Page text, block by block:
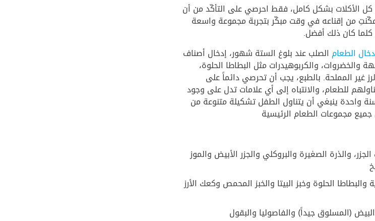
كل الأكلات بشكل كامل، فقط احرصي على التأكّد من أن
من إقناعه في وقت مبكّر بتجربة مجموعة واسعة
كلما كان ذلك أفضل.
الطعام الصلب عند بلوغ الستة شهور، إدخال أصناف
والكربوهيدرات مثل البطاطا الحلوة،
غير المملحة. بالطبع، يجب أن تحرصي دائماً على
للطعام، والانتباه إلى أي علامات تدل على وجود
واحدة ينبغي أن يتناول الطفل تشكيلة متنوعة من
مجموعات الطعام الرئيسية
والذرة الصغيرة والبروكلي والجزر الأبيض والموز
والبطاطا الحلوة وخبز البيتا والخبز المحمص وكعك الأرز
(المسلوق جيداً) والفاصوليا والبقول